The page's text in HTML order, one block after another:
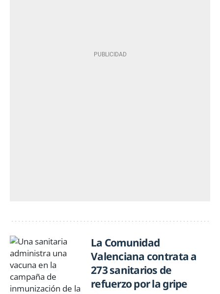
La Comunidad
Valenciana contrata a
273 sanitarios de
refuerzo por la gripe